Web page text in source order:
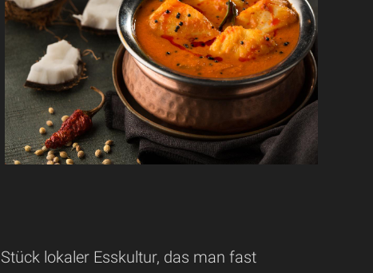
lokaler Esskultur, das man fast